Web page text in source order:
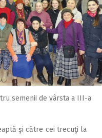
semenii de vârsta a III-a
şi către cei trecuţi la